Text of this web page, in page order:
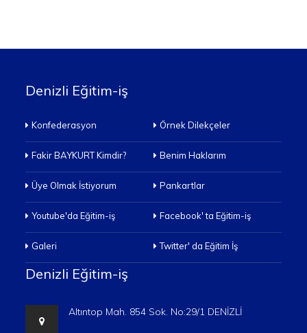
Denizli Eğitim-iş
Konfederasyon Örnek Dilekçeler
Fakir BAYKURT Kimdir? Benim Haklarım
Üye Olmak İstiyorum Pankartlar
Youtube'da Eğitim-iş Facebook' ta Eğitim-iş
Galeri Twitter' da Eğitim İş
Denizli Eğitim-iş
Altıntop Mah. 854 Sok. No:29/1 DENİZLİ